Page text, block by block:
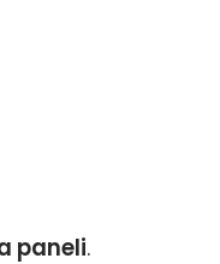
paneli.